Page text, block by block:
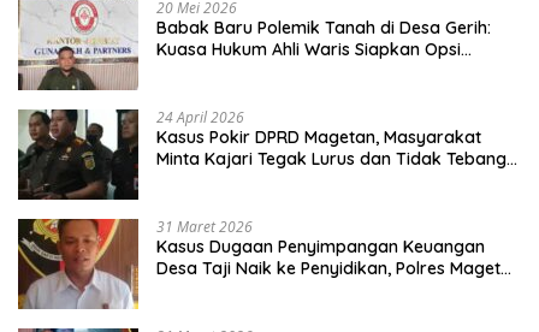
20 Mei 2026
Babak Baru Polemik Tanah di Desa Gerih:
Kuasa Hukum Ahli Waris Siapkan Opsi
24 April 2026
Kasus Pokir DPRD Magetan, Masyarakat
Minta Kajari Tegak Lurus dan Tidak Tebang
31 Maret 2026
Kasus Dugaan Penyimpangan Keuangan
Desa Taji Naik ke Penyidikan, Polres Magetan